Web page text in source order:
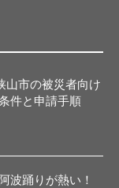
山市の被災者向け
件と申請手順
波踊りが熱い！